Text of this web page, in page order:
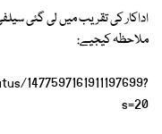
ملاحظہ کیجیے:
s=20